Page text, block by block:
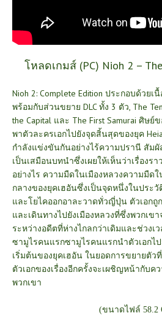
โหลดเกมส์ (PC) Nioh 2 –
Nioh 2: Complete Edition ประกอบด้วยเ
พร้อมกับส่วนขยาย DLC ทั้ง 3 ตัว, The
the Capital และ The First Samurai ศิษย์
พาตัวละครเอกไปยังจุดสิ้นสุดของยุค
กำลังแข่งขันกันอย่างไร้ความปรานี สัม
เป็นเสมือนบทนำซึ่งเผยให้เห็นว่าเรื่องรา
อย่างไร ความมืดในเมืองหลวงความมืด
กลางของยุคเฮอันซึ่งเป็นจุดหนึ่งในปร
และโยไคออกอาละวาดทั่วญี่ปุ่น ตัวเอกถู
และเดินทางไปยังเมืองหลวงที่ซึ่งพวกเข
ระหว่างอดีตที่ห่างไกลกว่าเดิมและช่วงเ
ซามูไรคนแรกซามูไรคนแรกนำตัวเอกไป
เริ่มต้นของยุคเฮอัน ในยอดการขยายตัว
ตัวเอกของเรื่องอีกครั้งจะเผชิญหน้ากับค
พวกเขา
(ขนาดไฟล์ 58.2